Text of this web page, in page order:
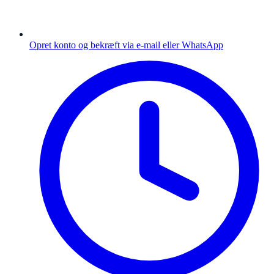
Opret konto og bekræft via e-mail eller WhatsApp